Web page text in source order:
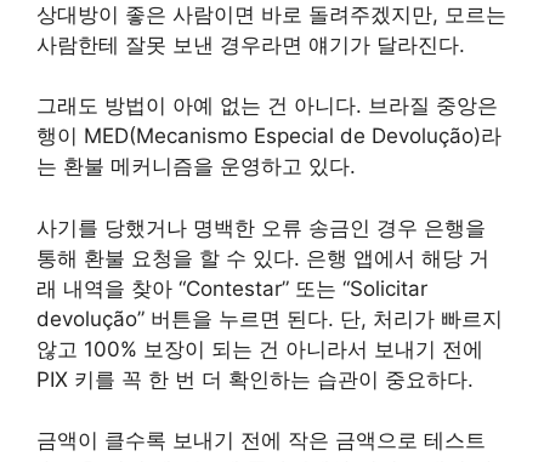
상대방이 좋은 사람이면 바로 돌려주겠지만, 모르는
사람한테 잘못 보낸 경우라면 얘기가 달라진다.
그래도 방법이 아예 없는 건 아니다. 브라질 중앙은
행이 MED(Mecanismo Especial de Devolução)라
는 환불 메커니즘을 운영하고 있다.
사기를 당했거나 명백한 오류 송금인 경우 은행을
통해 환불 요청을 할 수 있다. 은행 앱에서 해당 거
래 내역을 찾아 “Contestar” 또는 “Solicitar
devolução” 버튼을 누르면 된다. 단, 처리가 빠르지
않고 100% 보장이 되는 건 아니라서 보내기 전에
PIX 키를 꼭 한 번 더 확인하는 습관이 중요하다.
금액이 클수록 보내기 전에 작은 금액으로 테스트